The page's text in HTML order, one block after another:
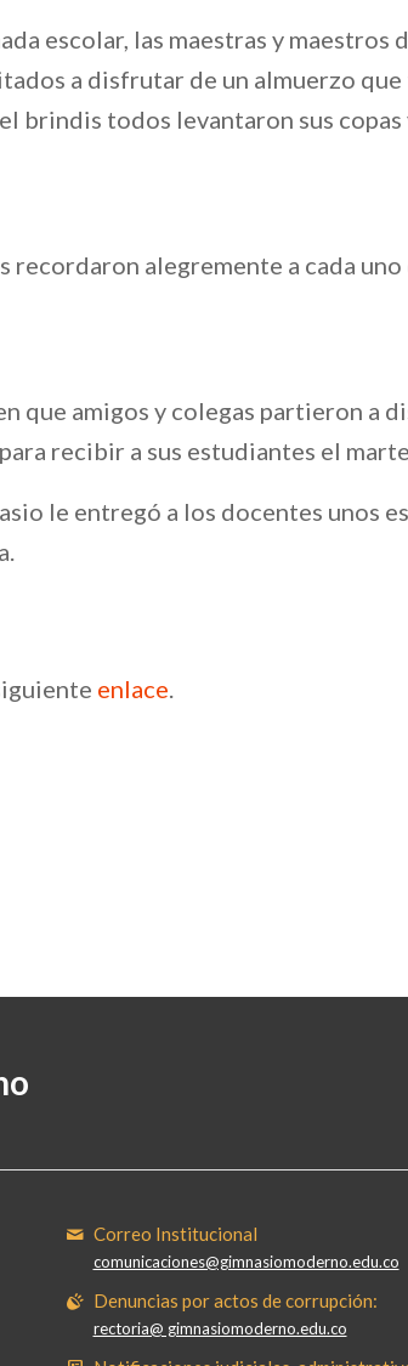
escolar, las maestras y maestros
a disfrutar de un almuerzo que
brindis todos levantaron sus
alegremente a cada uno
que amigos y colegas partieron a
recibir a sus estudiantes el
le entregó a los docentes unos
enlace.
Correo Institucional
comunicaciones@gimnasiomoderno.edu.co
Denuncias por actos de corrupción:
rectoria@ gimnasiomoderno.edu.co